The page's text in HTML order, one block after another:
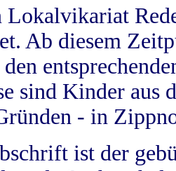
Lokalvikariat
Ab diesem
sind Kinder aus
- in
ist der